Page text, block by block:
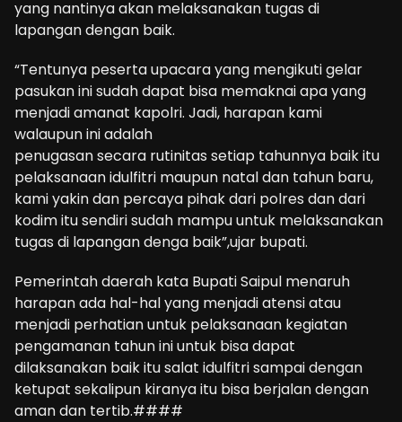
yang nantinya akan melaksanakan tugas di
lapangan dengan baik.
“Tentunya peserta upacara yang mengikuti gelar
pasukan ini sudah dapat bisa memaknai apa yang
menjadi amanat kapolri. Jadi, harapan kami
walaupun ini adalah
penugasan secara rutinitas setiap tahunnya baik itu
pelaksanaan idulfitri maupun natal dan tahun baru,
kami yakin dan percaya pihak dari polres dan dari
kodim itu sendiri sudah mampu untuk melaksanakan
tugas di lapangan denga baik”,ujar bupati.
Pemerintah daerah kata Bupati Saipul menaruh
harapan ada hal-hal yang menjadi atensi atau
menjadi perhatian untuk pelaksanaan kegiatan
pengamanan tahun ini untuk bisa dapat
dilaksanakan baik itu salat idulfitri sampai dengan
ketupat sekalipun kiranya itu bisa berjalan dengan
aman dan tertib.####